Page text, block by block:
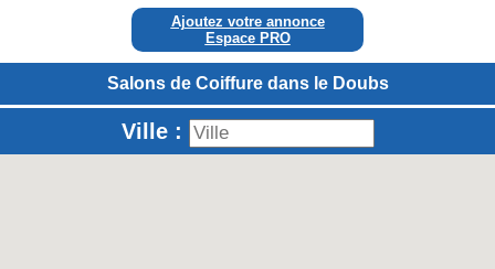
Ajoutez votre annonce
Espace PRO
Salons de Coiffure dans le Doubs
Ville :